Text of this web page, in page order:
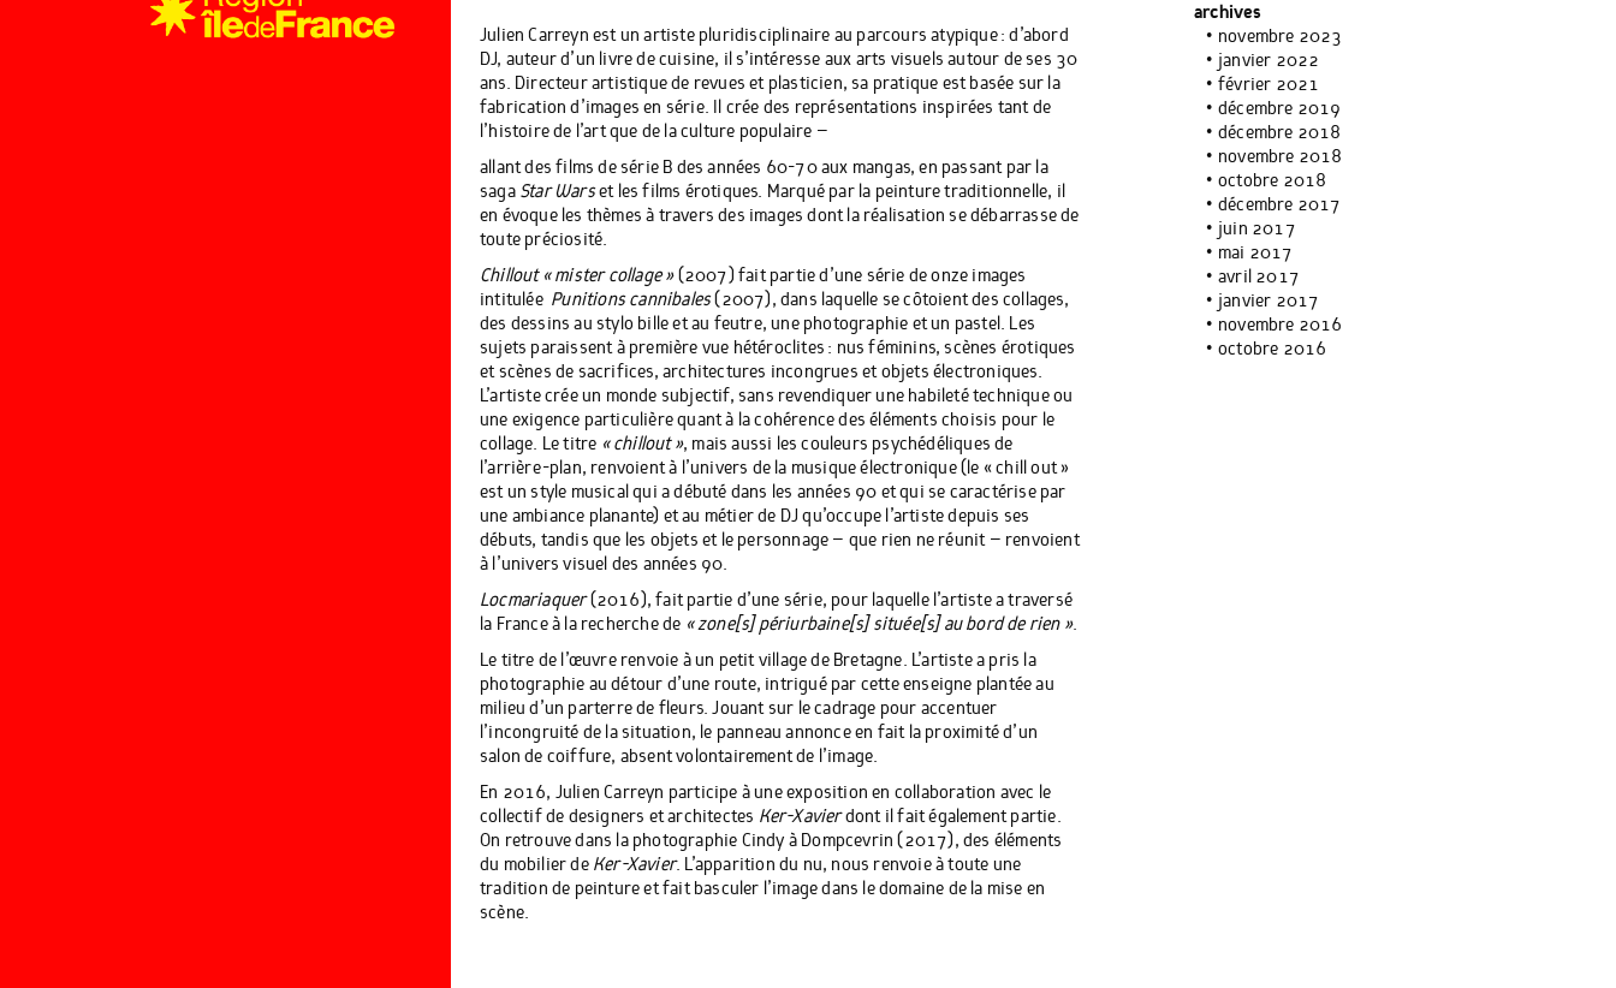
Julien Carreyn est un artiste pluridisciplinaire au parcours atypique : d’abord
DJ, auteur d’un livre de cuisine, il s’intéresse aux arts visuels autour de ses 30
ans. Directeur artistique de revues et plasticien, sa pratique est basée sur la
fabrication d’images en série. Il crée des représentations inspirées tant de
l’histoire de l’art que de la culture populaire –
allant des films de série B des années 60-70 aux mangas, en passant par la
sagaStar Warset les films érotiques. Marqué par la peinture traditionnelle, il
en évoque les thèmes à travers des images dont la réalisation se débarrasse de
toute préciosité.
Chillout « mister collage »(2007) fait partie d’une série de onze images
intitulée Punitions cannibales(2007), dans laquelle se côtoient des collages,
des dessins au stylo bille et au feutre, une photographie et un pastel. Les
sujets paraissent à première vue hétéroclites : nus féminins, scènes érotiques
et scènes de sacrifices, architectures incongrues et objets électroniques.
L’artiste crée un monde subjectif, sans revendiquer une habileté technique ou
une exigence particulière quant à la cohérence des éléments choisis pour le
collage. Le titre « chillout », mais aussi les couleurs psychédéliques de
l’arrière-plan, renvoient à l’univers de la musique électronique (le « chill out »
est un style musical qui a débuté dans les années 90 et qui se caractérise par
une ambiance planante) et au métier de DJ qu’occupe l’artiste depuis ses
débuts, tandis que les objets et le personnage – que rien ne réunit – renvoient
à l’univers visuel des années 90.
Locmariaquer(2016), fait partie d’une série, pour laquelle l’artiste a traversé
la France à la recherche de « zone[s] périurbaine[s] située[s] au bord de rien ».
Le titre de l’œuvre renvoie à un petit village de Bretagne. L’artiste a pris la
photographie au détour d’une route, intrigué par cette enseigne plantée au
milieu d’un parterre de fleurs. Jouant sur le cadrage pour accentuer
l’incongruité de la situation, le panneau annonce en fait la proximité d’un
salon de coiffure, absent volontairement de l’image.
En 2016, Julien Carreyn participe à une exposition en collaboration avec le
collectif de designers et architectes Ker-Xavierdont il fait également partie.
On retrouve dans la photographie Cindy à Dompcevrin (2017), des éléments
du mobilier de Ker-Xavier. L’apparition du nu, nous renvoie à toute une
tradition de peinture et fait basculer l’image dans le domaine de la mise en
scène.
archives
novembre 2023
janvier 2022
février 2021
décembre 2019
décembre 2018
novembre 2018
octobre 2018
décembre 2017
juin 2017
mai 2017
avril 2017
janvier 2017
novembre 2016
octobre 2016